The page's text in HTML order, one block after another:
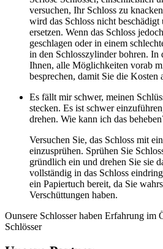
versuchen, Ihr Schloss zu
wird das Schloss nicht beschädigt
ersetzen. Wenn das Schloss
geschlagen oder in einem
in den Schlosszylinder bohren.
Ihnen, alle Möglichkeiten vorab
besprechen, damit Sie die Kosten
Es fällt mir schwer, meinen
stecken. Es ist schwer
drehen. Wie kann ich das
Versuchen Sie, das Schloss mit
einzusprühen. Sprühen Sie
gründlich ein und drehen Sie sie
vollständig in das Schloss
ein Papiertuch bereit, da Sie
Verschüttungen haben.
Ounsere Schlosser haben Erfahrung im
Schlösser